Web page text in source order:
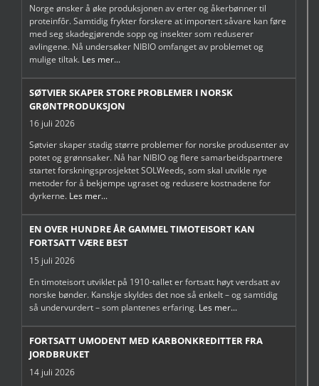
Norge ønsker å øke produksjonen av erter og åkerbønner til
proteinfôr. Samtidig frykter forskere at importert såvare kan føre
med seg skadegjørende sopp og insekter som reduserer
avlingene. Nå undersøker NIBIO omfanget av problemet og
mulige tiltak. Les mer...
SØTVIER SKAPER STORE PROBLEMER I NORSK
GRØNTPRODUKSJON
16 juli 2026
Søtvier skaper stadig større problemer for norske produsenter av
potet og grønnsaker. Nå har NIBIO og flere samarbeidspartnere
startet forskningsprosjektet SOLWeeds, som skal utvikle nye
metoder for å bekjempe ugraset og redusere kostnadene for
dyrkerne. Les mer...
EN OVER HUNDRE ÅR GAMMEL TIMOTEISORT KAN
FORTSATT VÆRE BEST
15 juli 2026
En timoteisort utviklet på 1910-tallet er fortsatt høyt verdsatt av
norske bønder. Kanskje skyldes det noe så enkelt – og samtidig
så undervurdert – som plantenes erfaring. Les mer...
FORTSATT UMODENT MED KARBONKREDITTER FRA
JORDBRUKET
14 juli 2026